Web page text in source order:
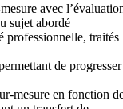
avec
sujet abordé
professionnelle, traités
de progresser
mesure en fonction